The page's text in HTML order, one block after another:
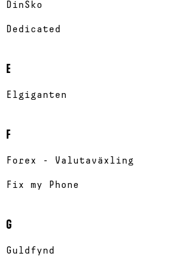
DinSko
Dedicated
E
Elgiganten
F
Forex - Valutaväxling
Fix my Phone
G
Guldfynd